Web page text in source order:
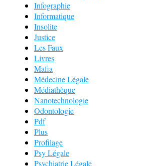
Infographie
Informatique
Insolite
Justice
Les Faux
Livres
Mafia
Médecine Légale
Médiathèque
Nanotechnologie
Odontologie
Pdf
Plus
Profilage
Psy Légale
Psychiatrie Légale